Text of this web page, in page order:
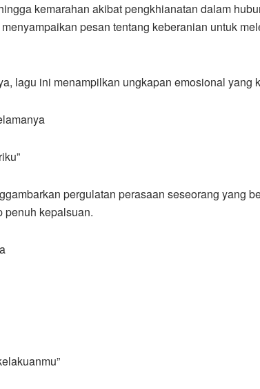
kemarahan akibat pengkhianatan dalam
pesan tentang keberanian untuk
lagu ini menampilkan ungkapan emosional yang
pergulatan perasaan seseorang yang
penuh kepalsuan.